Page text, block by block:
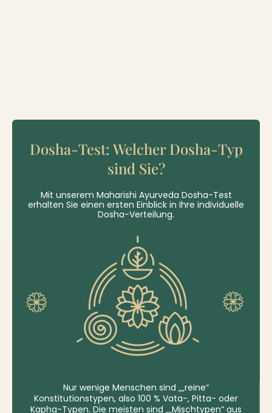
Dosha-Test: Welcher Dosha-Typ
sind Sie?
Mit unserem Maharishi Ayurveda Dosha-Test
erhalten Sie einen ersten Einblick in Ihre individuelle
Dosha-Verteilung.
Nur wenige Menschen sind „„reine“
Konstitutionstypen, also 100 % Vata-, Pitta- oder
Kapha-Typen. Die meisten sind „„Mischtypen“ aus